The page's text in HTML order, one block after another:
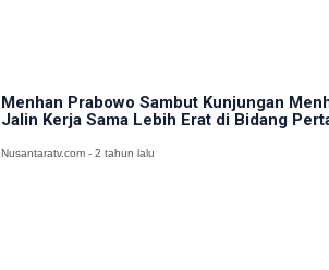
Menhan Prabowo Sambut Kunjungan
Jalin Kerja Sama Lebih Erat di Bidang
Nusantaratv.com - 2 tahun lalu